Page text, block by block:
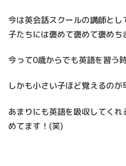
今は英会話スクールの講師と
子たちには褒めて褒めて褒め
今って0歳からでも英語を習う
しかも小さい子ほど覚えるのが
あまりにも英語を吸収してく
めてます！(笑)